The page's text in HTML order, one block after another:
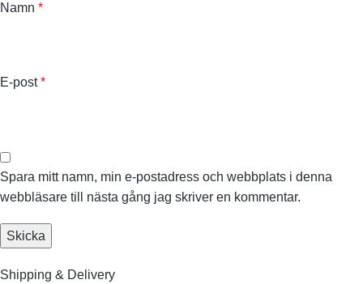
Namn *
E-post*
Spara mitt namn, min e-postadress och webbplats i denna
webbläsare till nästa gång jag skriver en kommentar.
Shipping & Delivery